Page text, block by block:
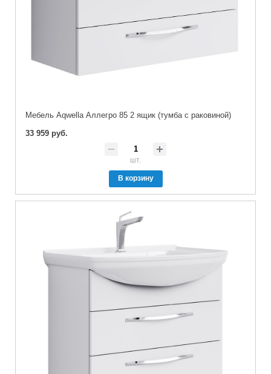
Мебель Aqwella Аллегро 85 2 ящик (тумба с раковиной)
33 959 руб.
шт.
В корзину